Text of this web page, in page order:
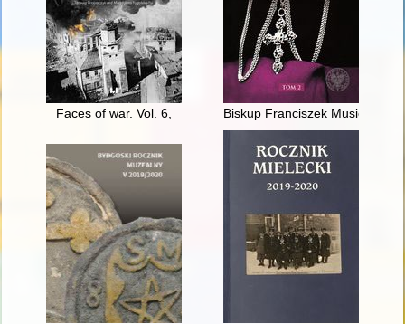
Faces of war. Vol. 6, Biskup Franciszek Musiel